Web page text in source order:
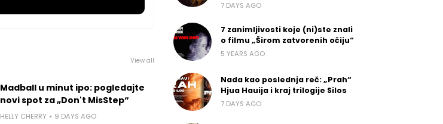
View all
Madball u minut ipo: pogledajte
novi spot za „Don't MisStep“
HELLY CHERRY 9 DAYS AGO
7 DAYS AGO
7 zanimljivosti koje (ni)ste znali
o filmu „Širom zatvorenih očiju“
5 YEARS AGO
Nada kao poslednja reč: „Prah“
Hjua Hauija i kraj trilogije Silos
7 DAYS AGO